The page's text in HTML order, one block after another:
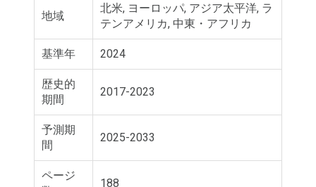
地域
北米, ヨーロッパ, アジア太平洋, ラ
テンアメリカ, 中東・アフリカ
基準年 2024
歴史的
期間
2017-2023
予測期
間
2025-2033
ページ
188